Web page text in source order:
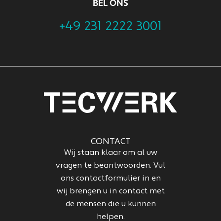
BEL ONS
+49 231 2222 3001
CONTACT
Wij staan klaar om al uw
vragen te beantwoorden. Vul
ons contactformulier in en
wij brengen u in contact met
de mensen die u kunnen
helpen.